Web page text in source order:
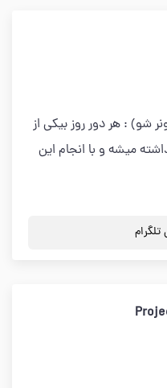
شو) : هر دور روز بیکی از
میشه و با انجام این